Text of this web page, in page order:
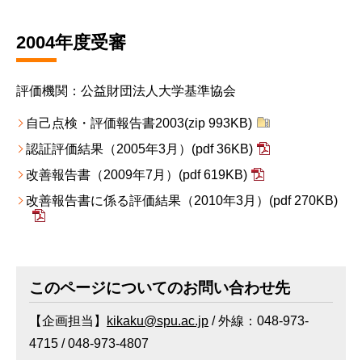
2004年度受審
評価機関：公益財団法人大学基準協会
自己点検・評価報告書2003(zip 993KB)
認証評価結果（2005年3月） (pdf 36KB)
改善報告書（2009年7月） (pdf 619KB)
改善報告書に係る評価結果（2010年3月） (pdf 270KB)
このページについてのお問い合わせ先
【企画担当】 kikaku@spu.ac.jp / 外線：048-973-
4715 / 048-973-4807